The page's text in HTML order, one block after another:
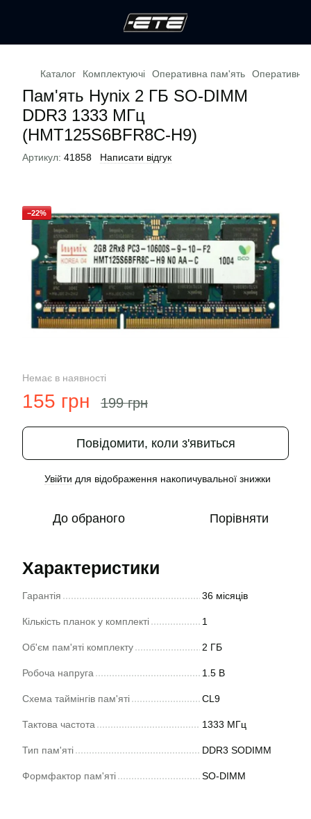
Каталог Комплектуючі Оперативна пам'ять Оперативна
Пам'ять Hynix 2 ГБ SO-DIMM
DDR3 1333 МГц
(HMT125S6BFR8C-H9)
Артикул: 41858 Написати відгук
−22%
Немає в наявності
155 грн 199 грн
Повідомити, коли з'явиться
Увійти для відображення накопичувальної знижки
До обраного Порівняти
Характеристики
Гарантія 36 місяців
Кількість планок у комплекті 1
Об'єм пам'яті комплекту 2 ГБ
Робоча напруга 1.5 В
Схема таймінгів пам'яті CL9
Тактова частота 1333 МГц
Тип пам'яті DDR3 SODIMM
Формфактор пам'яті SO-DIMM